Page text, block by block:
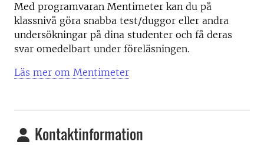
Med programvaran Mentimeter kan du på
klassnivå göra snabba test/duggor eller andra
undersökningar på dina studenter och få deras
svar omedelbart under föreläsningen.
Läs mer om Mentimeter
Kontaktinformation